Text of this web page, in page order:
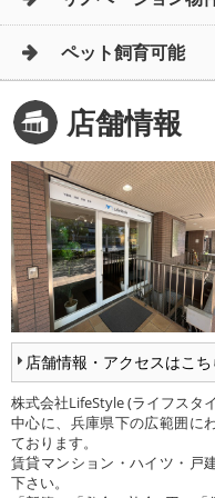
ペット飼育可能
店舗情報
店舗情報・アクセスはこち
株式会社LifeStyle (ライフスタ
中心に、兵庫県下の広範囲に
ております。
賃貸マンション・ハイツ・戸
下さい。